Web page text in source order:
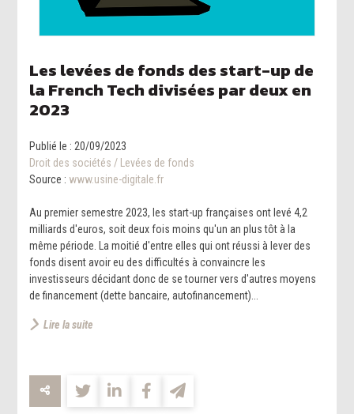
Les levées de fonds des start-up de
la French Tech divisées par deux en
2023
Publié le : 20/09/2023
Droit des sociétés / Levées de fonds
Source : www.usine-digitale.fr
Au premier semestre 2023, les start-up françaises ont levé 4,2
milliards d'euros, soit deux fois moins qu'un an plus tôt à la
même période. La moitié d'entre elles qui ont réussi à lever des
fonds disent avoir eu des difficultés à convaincre les
investisseurs décidant donc de se tourner vers d'autres moyens
de financement (dette bancaire, autofinancement)...
Lire la suite